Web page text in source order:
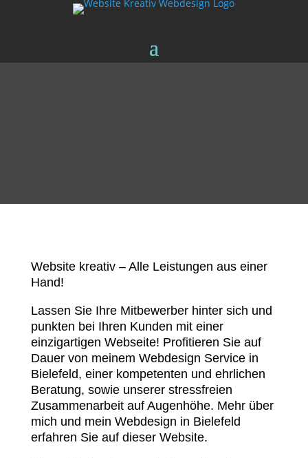
Website kreativ – Alle Leistungen aus einer
Hand!
Lassen Sie Ihre Mitbewerber hinter sich und
punkten bei Ihren Kunden mit einer
einzigartigen Webseite! Profitieren Sie auf
Dauer von meinem Webdesign Service in
Bielefeld, einer kompetenten und ehrlichen
Beratung, sowie unserer stressfreien
Zusammenarbeit auf Augenhöhe. Mehr über
mich und mein Webdesign in Bielefeld
erfahren Sie auf dieser Website.